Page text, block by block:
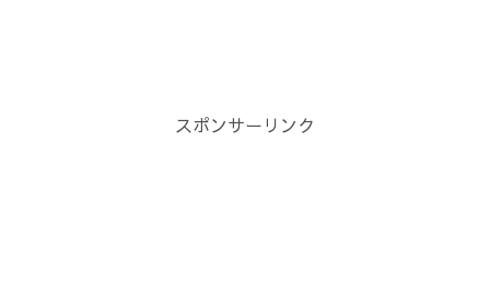
スポンサーリンク